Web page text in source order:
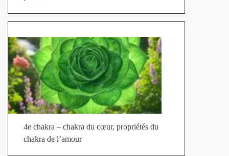
4e chakra – chakra du cœur, propriétés du
chakra de l’amour